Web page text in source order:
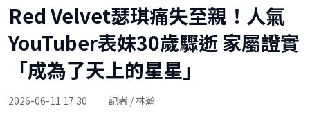
Red Velvet瑟琪痛失至親！人氣
YouTuber表妹30歲驟逝 家屬證實
「成為了天上的星星」
2026-06-11 17:30 記者 / 林瀚